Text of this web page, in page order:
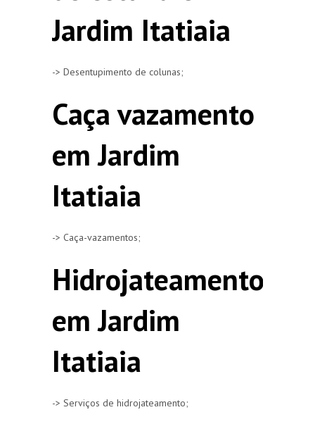
Jardim Itatiaia
-> Desentupimento de colunas;
Caça vazamento
em Jardim
Itatiaia
-> Caça-vazamentos;
Hidrojateamento
em Jardim
Itatiaia
-> Serviços de hidrojateamento;